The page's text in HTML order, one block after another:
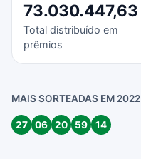
73.030.447,63
Total distribuído em
prêmios
MAIS SORTEADAS EM 2022
27 06 20 59 14